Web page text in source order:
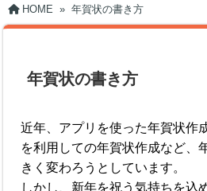
HOME » 年賀状の書き方
年賀状の書き方
近年、アプリを使った年賀状作
を利用しての年賀状作成など、
きく変わろうとしています。
しかし、新年を祝う気持ちを込